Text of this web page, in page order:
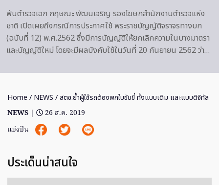
พันตำรวจเอก กฤษณะ พัฒนเจริญ รองโฆษกสำนักงานตำรวจแห่ง
ชาติ เปิดเผยถึงกรณีการประกาศใช้ พระราชบัญญัติจราจรทางบก
(ฉบับที่ 12) พ.ศ.2562 ซึ่งมีการบัญญัติให้ยกเลิกความในบางมาตรา
และบัญญัติใหม่ โดยจะมีผลบังคับใช้ในวันที่ 20 กันยายน 2562 ว่า…
Home / NEWS / สตช.ย้ำผู้ใช้รถต้องพกใบขับขี่ ทั้งแบบเดิม และแบบดิจิทัล
NEWS |
26 ส.ค. 2019
แบ่งปัน
ประเด็นน่าสนใจ